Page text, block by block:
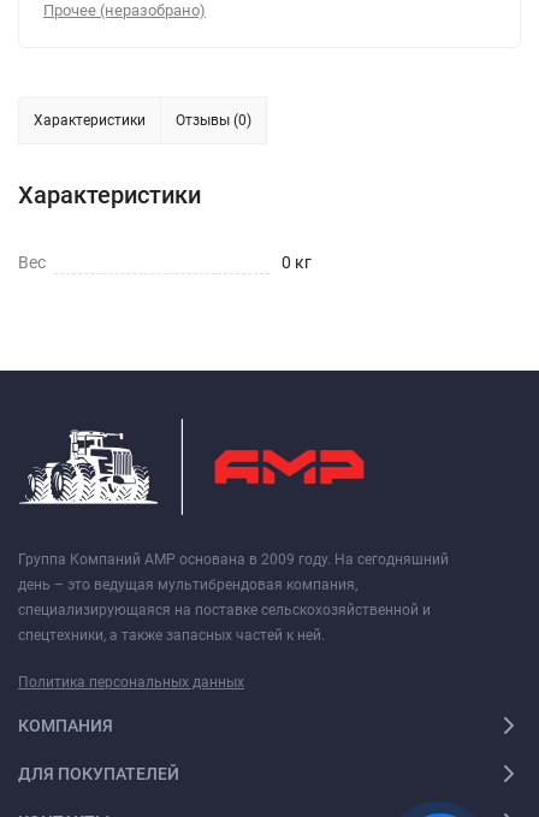
Прочее (неразобрано)
Характеристики Отзывы (0)
Характеристики
Вес 0 кг
Группа Компаний АМР основана в 2009 году. На сегодняшний
день – это ведущая мультибрендовая компания,
специализирующаяся на поставке сельскохозяйственной и
спецтехники, а также запасных частей к ней.
Политика персональных данных
КОМПАНИЯ
ДЛЯ ПОКУПАТЕЛЕЙ